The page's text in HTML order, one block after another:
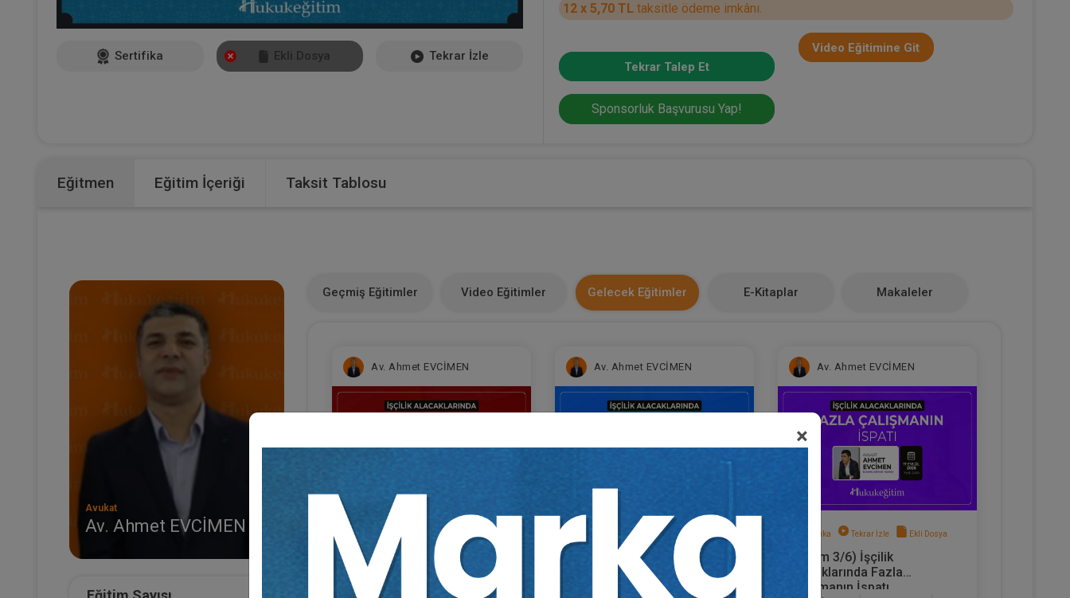
×
Sertifika Ekli Dosya Tekrar İzle
12 x 5,70 TL taksitle ödeme imkânı.
Tekrar Talep Et
Video Eğitimine Git
Sponsorluk Başvurusu Yap!
Eğitmen Eğitim İçeriği Taksit Tablosu
Avukat
Av. Ahmet EVCİMEN
Geçmiş Eğitimler Video Eğitimler Gelecek Eğitimler E-Kitaplar Makaleler
Av. Ahmet EVCİMEN
Sertifika Tekrar İzle
(Eğitim 1/6) İşçilik
Alacaklarında Ücret ve Hizmet
Süresinin İspatı ve
Av. Ahmet EVCİMEN
Tekrar İzle
(Eğitim 2/6) İşçilik
Alacaklarında Kıdem ve İhbar
Tazminatının İspatı ve
Av. Ahmet EVCİMEN
Sertifika Tekrar İzle Ekli Dosya
(Eğitim 3/6) İşçilik
Alacaklarında Fazla
Çalışmanın İspatı